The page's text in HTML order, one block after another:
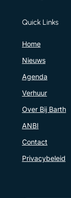
Quick Links
Home
Nieuws
Agenda
Verhuur
Over Bij Barth
ANBI
Contact
Privacybeleid